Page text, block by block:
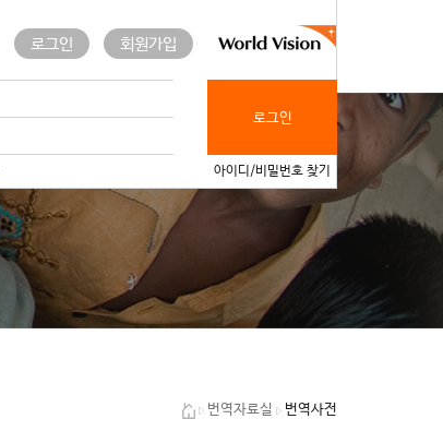
로그인 회원가입
로그인
아이디/비밀번호 찾기
번역자료실 번역사전